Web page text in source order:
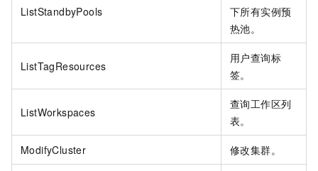
ListStandbyPools
下所有实例预
热池。
ListTagResources
用户查询标
签。
ListWorkspaces
查询工作区列
表。
ModifyCluster 修改集群。